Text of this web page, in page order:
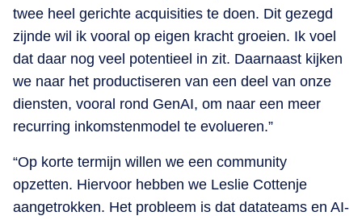
twee heel gerichte acquisities te doen. Dit gezegd
zijnde wil ik vooral op eigen kracht groeien. Ik voel
dat daar nog veel potentieel in zit. Daarnaast kijken
we naar het productiseren van een deel van onze
diensten, vooral rond GenAI, om naar een meer
recurring inkomstenmodel te evolueren.”
“Op korte termijn willen we een community
opzetten. Hiervoor hebben we Leslie Cottenje
aangetrokken. Het probleem is dat datateams en AI-